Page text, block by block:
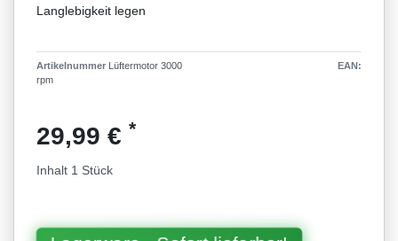
Langlebigkeit legen
Artikelnummer Lüftermotor 3000
rpm
EAN:
29,99 € *
Inhalt 1 Stück